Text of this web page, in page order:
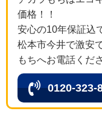
価格！！
安心の10年保証込
松本市今井で激安
もちへお電話くだ
0120-323-